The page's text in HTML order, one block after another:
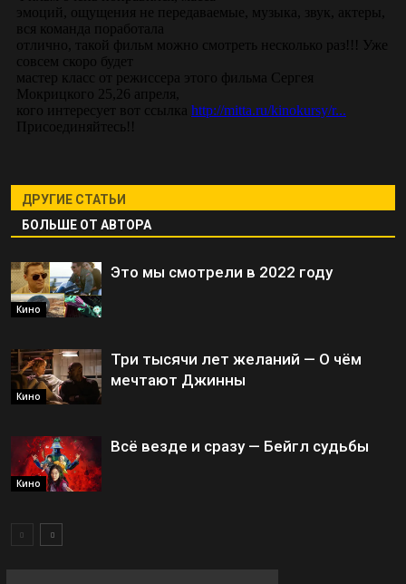
ДРУГИЕ СТАТЬИ
БОЛЬШЕ ОТ АВТОРА
Кино
Это мы смотрели в 2022 году
Кино
Три тысячи лет желаний — О чём
мечтают Джинны
Кино
Всё везде и сразу — Бейгл судьбы